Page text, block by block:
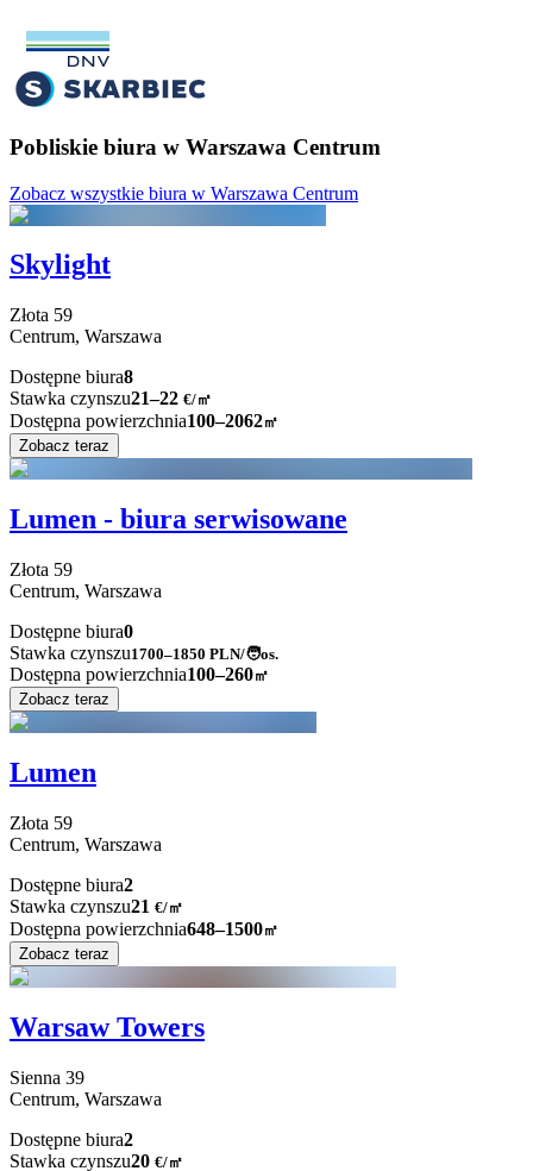
Pobliskie biura w Warszawa Centrum
Zobacz wszystkie biura w Warszawa Centrum
Skylight
Złota 59
Centrum, Warszawa
Dostępne biura8
Stawka czynszu21–22 €/㎡
Dostępna powierzchnia100–2062㎡
Zobacz teraz
Lumen - biura serwisowane
Złota 59
Centrum, Warszawa
Dostępne biura0
Stawka czynszu1700–1850 PLN/🧑os.
Dostępna powierzchnia100–260㎡
Zobacz teraz
Lumen
Złota 59
Centrum, Warszawa
Dostępne biura2
Stawka czynszu21 €/㎡
Dostępna powierzchnia648–1500㎡
Zobacz teraz
Warsaw Towers
Sienna 39
Centrum, Warszawa
Dostępne biura2
Stawka czynszu20 €/㎡